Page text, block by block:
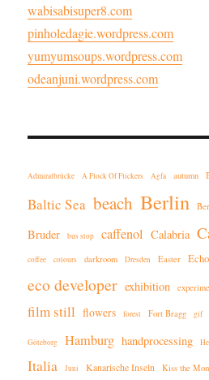
wabisabisuper8.com
pinholedagie.wordpress.com
yumyumsoups.wordpress.com
odeanjuni.wordpress.com
Admiralbrücke A Flock Of Flickers Agfa autumn
Baltic Sea beach Berlin
Bruder bus stop caffenol Calabria
coffee colours darkroom Dresden Easter
eco developer exhibition
film still flowers forest Fort Bragg gif
Göteborg Hamburg handprocessing
Italia Juni Kanarische Inseln Kiss the